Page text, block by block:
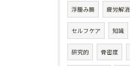
浮腫み腸 疲労解消
セルフケア 知識
研究的 骨密度